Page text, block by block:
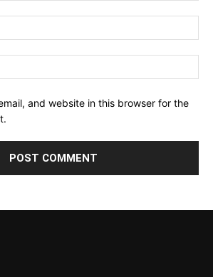
and website in this browser for the